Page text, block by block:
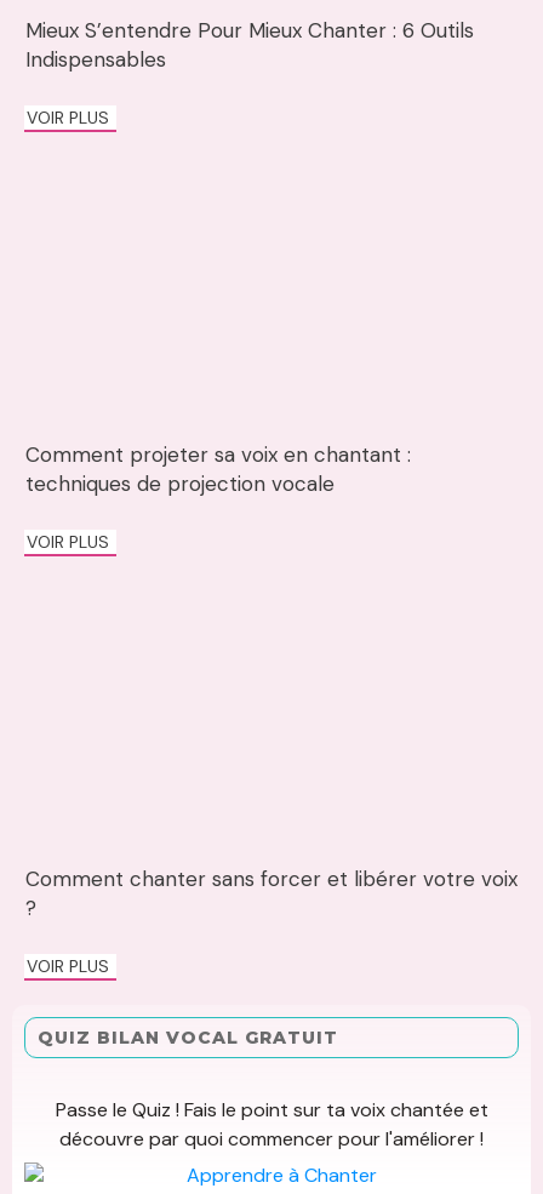
Mieux S’entendre Pour Mieux Chanter : 6 Outils
Indispensables
VOIR PLUS
Comment projeter sa voix en chantant :
techniques de projection vocale
VOIR PLUS
Comment chanter sans forcer et libérer votre voix
?
VOIR PLUS
QUIZ BILAN VOCAL GRATUIT
Passe le Quiz ! Fais le point sur ta voix chantée et
découvre par quoi commencer pour l'améliorer !